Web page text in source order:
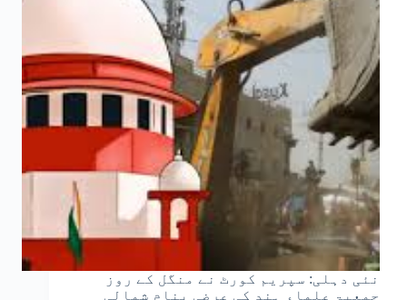
نئی دہلی: سپریم کورٹ نے منگل کے روز
جمعیۃ علماء ہند کی عرضی بنام شمالی